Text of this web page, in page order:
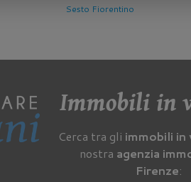
Empoli
Immobili in
Cerca tra gli immobili in
nostra agenzia
Firenze: